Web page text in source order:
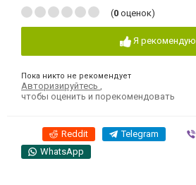
(0 оценок)
Я рекомендую
Пока никто не рекомендует
Авторизируйтесь
чтобы оценить и порекомендовать
Reddit Telegram
WhatsApp